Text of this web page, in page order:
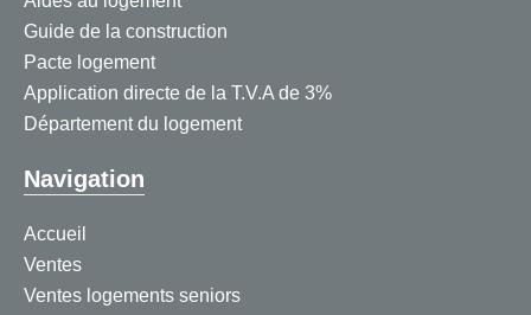
Guide de la construction
Pacte logement
Application directe de la T.V.A de 3%
Département du logement
Navigation
Accueil
Ventes
Ventes logements seniors